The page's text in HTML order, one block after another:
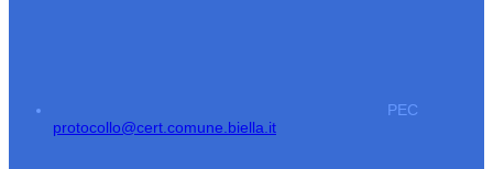
PEC
protocollo@cert.comune.biella.it